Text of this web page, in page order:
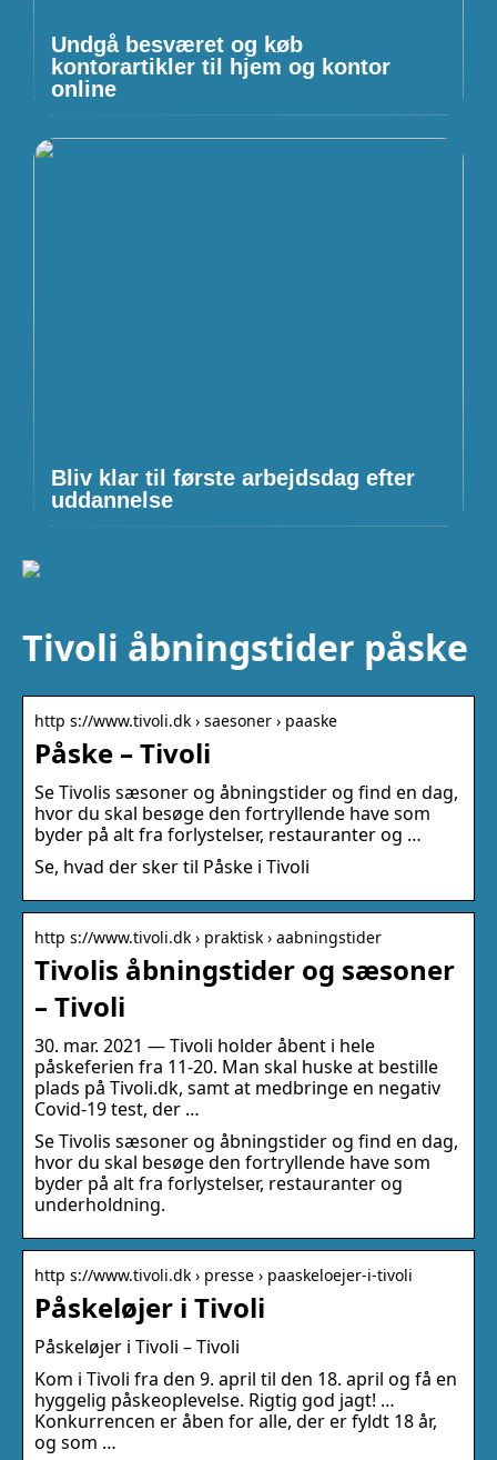
Undgå besværet og køb
kontorartikler til hjem og kontor
online
Bliv klar til første arbejdsdag efter
uddannelse
Tivoli åbningstider påske
http s://www.tivoli.dk › saesoner › paaske
Påske – Tivoli
Se Tivolis sæsoner og åbningstider og find en dag,
hvor du skal besøge den fortryllende have som
byder på alt fra forlystelser, restauranter og …
Se, hvad der sker til Påske i Tivoli
http s://www.tivoli.dk › praktisk › aabningstider
Tivolis åbningstider og sæsoner
– Tivoli
30. mar. 2021 — Tivoli holder åbent i hele
påskeferien fra 11-20. Man skal huske at bestille
plads på Tivoli.dk, samt at medbringe en negativ
Covid-19 test, der …
Se Tivolis sæsoner og åbningstider og find en dag,
hvor du skal besøge den fortryllende have som
byder på alt fra forlystelser, restauranter og
underholdning.
http s://www.tivoli.dk › presse › paaskeloejer-i-tivoli
Påskeløjer i Tivoli
Påskeløjer i Tivoli – Tivoli
Kom i Tivoli fra den 9. april til den 18. april og få en
hyggelig påskeoplevelse. Rigtig god jagt! …
Konkurrencen er åben for alle, der er fyldt 18 år,
og som …